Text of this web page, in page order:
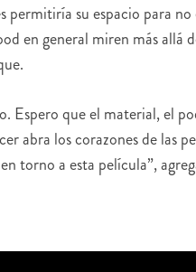
permitiría su espacio para
en general miren más allá
Espero que el material, el
abra los corazones de las
torno a esta película”,